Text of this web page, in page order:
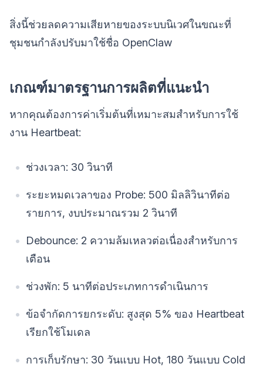
สิ่งนี้ช่วยลดความเสียหายของระบบนิเวศในขณะที่
ชุมชนกำลังปรับมาใช้ชื่อ OpenClaw
เกณฑ์มาตรฐานการผลิตที่แนะนำ
หากคุณต้องการค่าเริ่มต้นที่เหมาะสมสำหรับการใช้
งาน Heartbeat:
ช่วงเวลา: 30 วินาที
ระยะหมดเวลาของ Probe: 500 มิลลิวินาทีต่อ
รายการ, งบประมาณรวม 2 วินาที
Debounce: 2 ความล้มเหลวต่อเนื่องสำหรับการ
เตือน
ช่วงพัก: 5 นาทีต่อประเภทการดำเนินการ
ข้อจำกัดการยกระดับ: สูงสุด 5% ของ Heartbeat
เรียกใช้โมเดล
การเก็บรักษา: 30 วันแบบ Hot, 180 วันแบบ Cold